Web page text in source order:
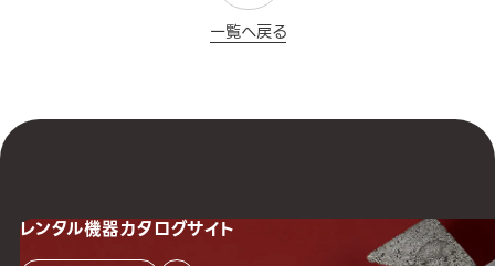
一覧へ戻る
レンタル機器カタログサイト